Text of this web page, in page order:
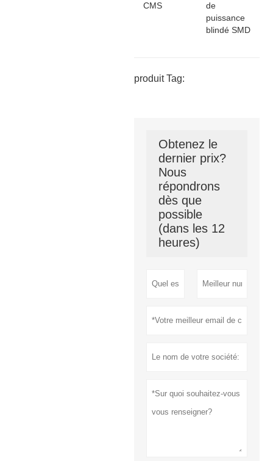
CMS
de
puissance
blindé SMD
produit Tag:
Obtenez le
dernier prix?
Nous
répondrons
dès que
possible
(dans les 12
heures)